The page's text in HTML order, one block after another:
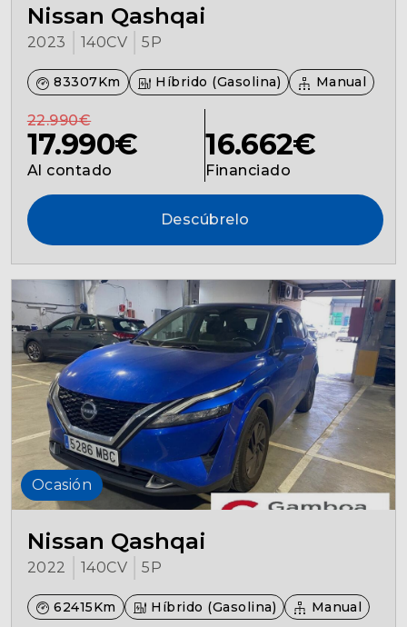
Nissan Qashqai
2023 140CV 5P
83307Km Híbrido (Gasolina) Manual
22.990€
17.990€
Al contado
16.662€
Financiado
Descúbrelo
Ocasión
Nissan Qashqai
2022 140CV 5P
62415Km Híbrido (Gasolina) Manual